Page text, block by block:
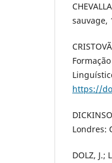
sauvage,
https://
Londres:
DOLZ,